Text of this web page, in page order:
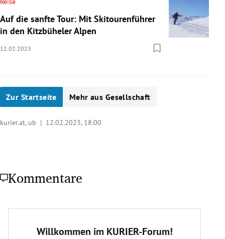
Auf die sanfte Tour: Mit Skitourenführer
in den Kitzbüheler Alpen
12.02.2023
Zur Startseite Mehr aus Gesellschaft
kurier.at, ub | 12.02.2023, 18:00
Kommentare